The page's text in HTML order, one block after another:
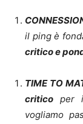
il ping è
critico e
TIME TO
critico per
vogliamo